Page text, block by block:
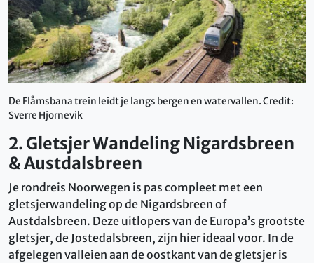
De Flåmsbana trein leidt je langs bergen en watervallen. Credit:
Sverre Hjornevik
2. Gletsjer Wandeling Nigardsbreen
& Austdalsbreen
Je rondreis Noorwegen is pas compleet met een
gletsjerwandeling op de Nigardsbreen of
Austdalsbreen. Deze uitlopers van de Europa’s grootste
gletsjer, de Jostedalsbreen, zijn hier ideaal voor. In de
afgelegen valleien aan de oostkant van de gletsjer is